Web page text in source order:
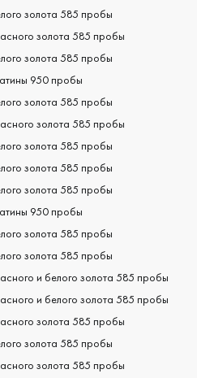
золота 585 пробы
золота 585 пробы
золота 585 пробы
950 пробы
золота 585 пробы
золота 585 пробы
золота 585 пробы
золота 585 пробы
золота 585 пробы
950 пробы
золота 585 пробы
золота 585 пробы
и белого золота 585 пробы
и белого золота 585 пробы
золота 585 пробы
золота 585 пробы
золота 585 пробы